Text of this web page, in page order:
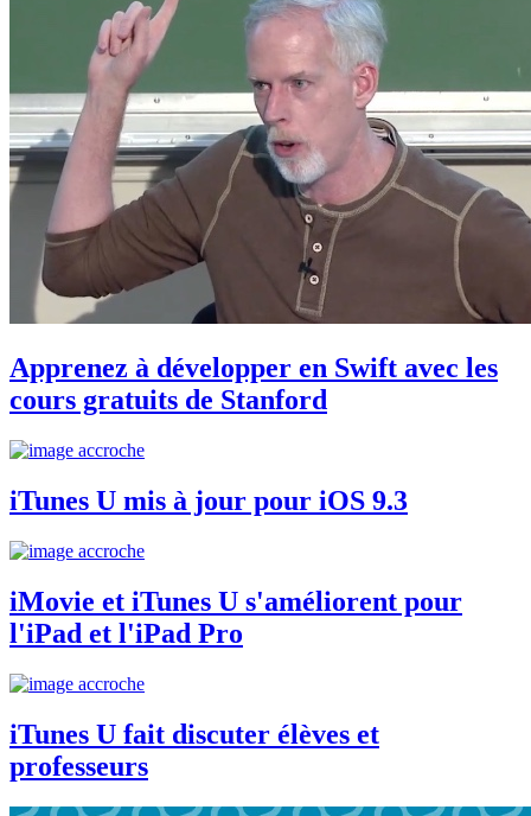
Apprenez à développer en Swift avec les
cours gratuits de Stanford
iTunes U mis à jour pour iOS 9.3
iMovie et iTunes U s'améliorent pour
l'iPad et l'iPad Pro
iTunes U fait discuter élèves et
professeurs